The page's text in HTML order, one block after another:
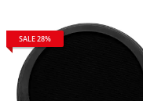
SALE 28%